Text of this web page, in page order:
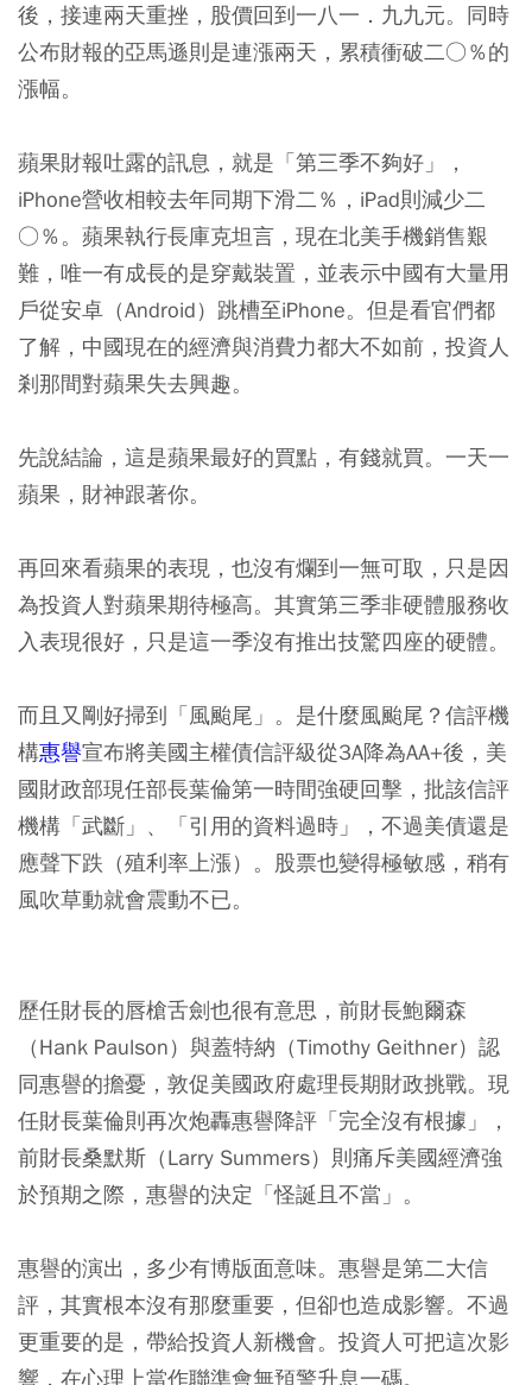
後，接連兩天重挫，股價回到一八一．九九元。同時
公布財報的亞馬遜則是連漲兩天，累積衝破二○％的
漲幅。
蘋果財報吐露的訊息，就是「第三季不夠好」，
iPhone營收相較去年同期下滑二％，iPad則減少二
○％。蘋果執行長庫克坦言，現在北美手機銷售艱
難，唯一有成長的是穿戴裝置，並表示中國有大量用
戶從安卓（Android）跳槽至iPhone。但是看官們都
了解，中國現在的經濟與消費力都大不如前，投資人
剎那間對蘋果失去興趣。
先說結論，這是蘋果最好的買點，有錢就買。一天一
蘋果，財神跟著你。
再回來看蘋果的表現，也沒有爛到一無可取，只是因
為投資人對蘋果期待極高。其實第三季非硬體服務收
入表現很好，只是這一季沒有推出技驚四座的硬體。
而且又剛好掃到「風颱尾」。是什麼風颱尾？信評機
構惠譽宣布將美國主權債信評級從3A降為AA+後，美
國財政部現任部長葉倫第一時間強硬回擊，批該信評
機構「武斷」、「引用的資料過時」，不過美債還是
應聲下跌（殖利率上漲）。股票也變得極敏感，稍有
風吹草動就會震動不已。
歷任財長的唇槍舌劍也很有意思，前財長鮑爾森
（Hank Paulson）與蓋特納（Timothy Geithner）認
同惠譽的擔憂，敦促美國政府處理長期財政挑戰。現
任財長葉倫則再次炮轟惠譽降評「完全沒有根據」，
前財長桑默斯（Larry Summers）則痛斥美國經濟強
於預期之際，惠譽的決定「怪誕且不當」。
惠譽的演出，多少有博版面意味。惠譽是第二大信
評，其實根本沒有那麼重要，但卻也造成影響。不過
更重要的是，帶給投資人新機會。投資人可把這次影
響，在心理上當作聯準會無預警升息一碼。